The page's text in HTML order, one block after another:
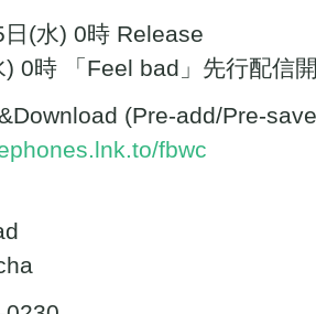
(水) 0時 Release
) 0時 「Feel bad」先行配信
(Pre-add/Pre-
fbwc